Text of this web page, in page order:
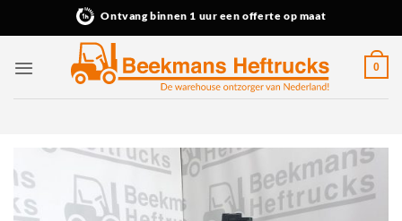
Ontvang binnen 1 uur een offerte op maat
0